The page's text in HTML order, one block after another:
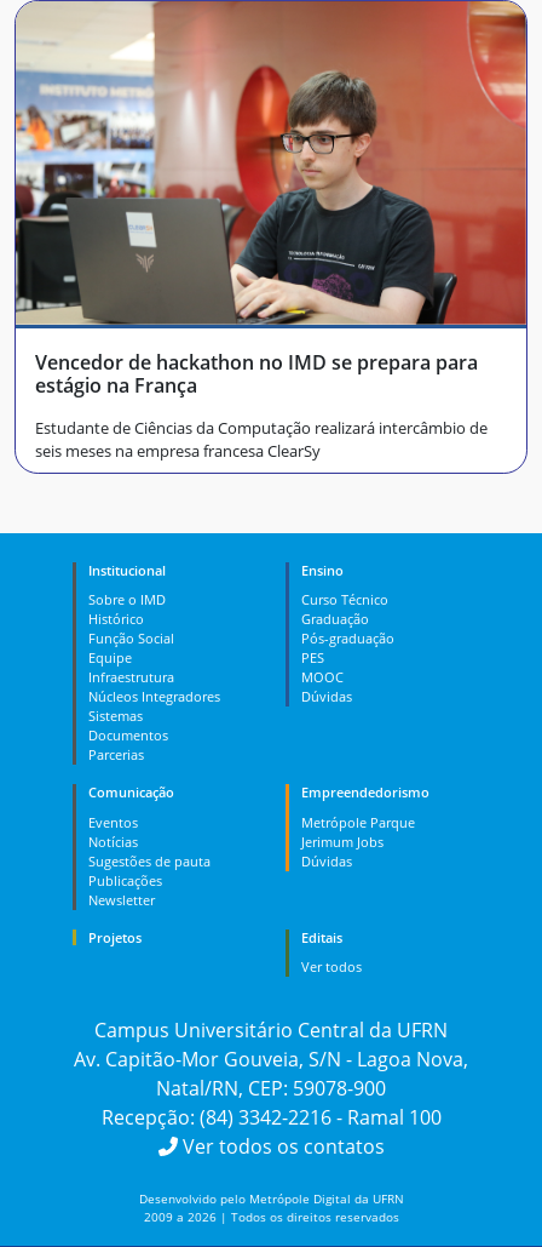
Vencedor de hackathon no IMD se prepara para
estágio na França
Estudante de Ciências da Computação realizará intercâmbio de
seis meses na empresa francesa ClearSy
Institucional
Sobre o IMD
Histórico
Função Social
Equipe
Infraestrutura
Núcleos Integradores
Sistemas
Documentos
Parcerias
Ensino
Curso Técnico
Graduação
Pós-graduação
PES
MOOC
Dúvidas
Comunicação
Eventos
Notícias
Sugestões de pauta
Publicações
Newsletter
Empreendedorismo
Metrópole Parque
Jerimum Jobs
Dúvidas
Projetos
Editais
Ver todos
Campus Universitário Central da UFRN
Av. Capitão-Mor Gouveia, S/N - Lagoa Nova,
Natal/RN, CEP: 59078-900
Recepção: (84) 3342-2216 - Ramal 100
Ver todos os contatos
Desenvolvido pelo Metrópole Digital da UFRN
2009 a 2026 | Todos os direitos reservados